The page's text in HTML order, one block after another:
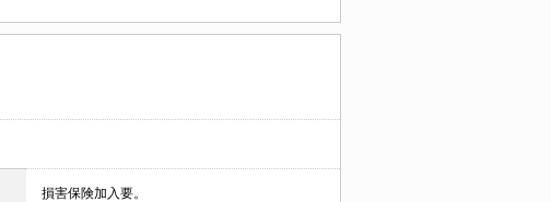
損害保険加入要。